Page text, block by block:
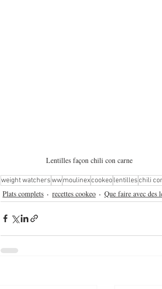
Lentilles façon chili con carne
weight watcherswwmoulinexcookeolentilleschili
Plats complets recettes cookeo Que faire avec des